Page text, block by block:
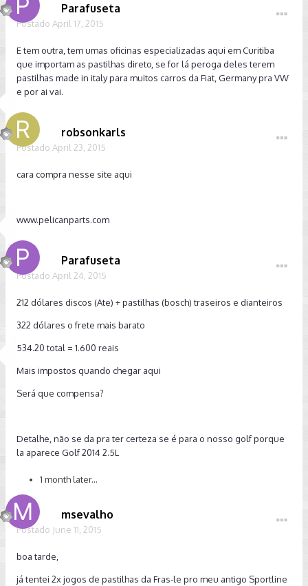
Parafuseta
Postado April 17, 2015
E tem outra, tem umas oficinas especializadas aqui em Curitiba
que importam as pastilhas direto, se for lá peroga deles terem
pastilhas made in italy para muitos carros da Fiat, Germany pra VW
e por ai vai.
robsonkarls
Postado April 23, 2015
cara compra nesse site aqui
www.pelicanparts.com
Parafuseta
Postado April 24, 2015
212 dólares discos (Ate) + pastilhas (bosch) traseiros e dianteiros
322 dólares o frete mais barato
534.20 total = 1.600 reais
Mais impostos quando chegar aqui
Será que compensa?
Detalhe, não se da pra ter certeza se é para o nosso golf porque
la aparece Golf 2014 2.5L
1 month later...
msevalho
Postado June 11, 2015
boa tarde,
já tentei 2x jogos de pastilhas da Fras-le pro meu antigo Sportline